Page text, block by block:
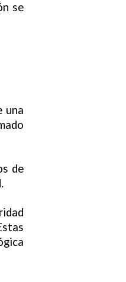
se
una
de